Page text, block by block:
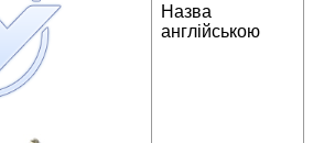
Назва
англійською